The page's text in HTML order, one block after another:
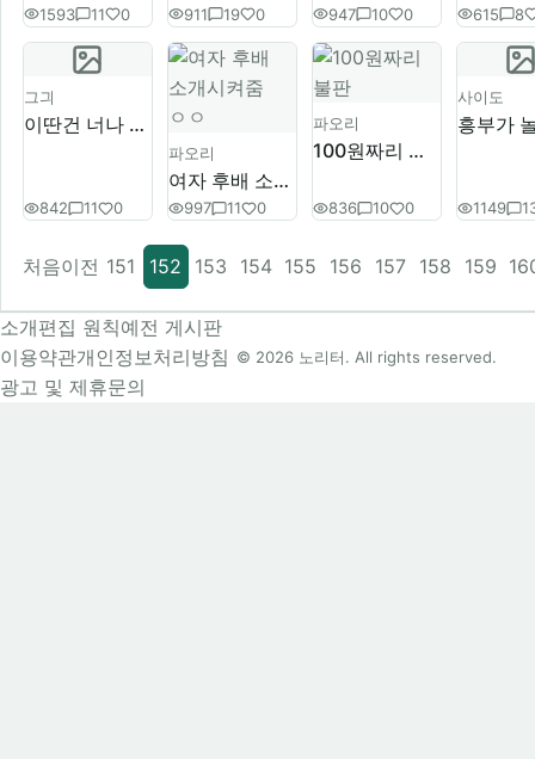
1593 11 0 911 19 0 947 10 0 615 8
그긔
이딴건 너나 처먹으라고
842 11 0
파오리
여자 후배 소개시켜줌 ㅇㅇ
997 11 0
파오리
100원짜리 불판
836 10 0
사이도
1149
처음이전 151 152 153 154 155 156 157 158 159
소개편집 원칙예전 게시판
이용약관개인정보처리방침
광고 및 제휴문의
© 2026 노리터. All rights reserved.